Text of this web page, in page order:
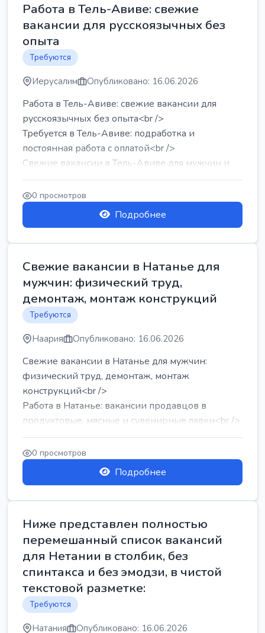
Работа в Тель-Авиве: свежие
вакансии для русскоязычных без
опыта
Требуются
Иерусалим Опубликовано: 16.06.2026
Работа в Тель-Авиве: свежие вакансии для
русскоязычных без опыта<br />
Требуется в Тель-Авиве: подработка и
постоянная работа с оплатой<br />
Свежие вакансии в Тель-Авиве для мужчин и
женщин от хозя...
0 просмотров
Подробнее
Свежие вакансии в Натанье для
мужчин: физический труд,
демонтаж, монтаж конструкций
Требуются
Наария Опубликовано: 16.06.2026
Свежие вакансии в Натанье для мужчин:
физический труд, демонтаж, монтаж
конструкций<br />
Работа в Натанье: вакансии продавцов в
продуктовые, мясные и сувенирные лавки<br />
Разнорабочий на сборку м...
0 просмотров
Подробнее
Ниже представлен полностью
перемешанный список вакансий
для Нетании в столбик, без
спинтакса и без эмодзи, в чистой
текстовой разметке:
Требуются
Натания Опубликовано: 16.06.2026